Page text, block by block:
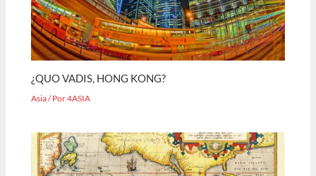
¿QUO VADIS, HONG KONG?
Asia/ Por4ASIA